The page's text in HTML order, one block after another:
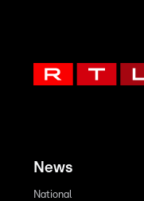
News
National